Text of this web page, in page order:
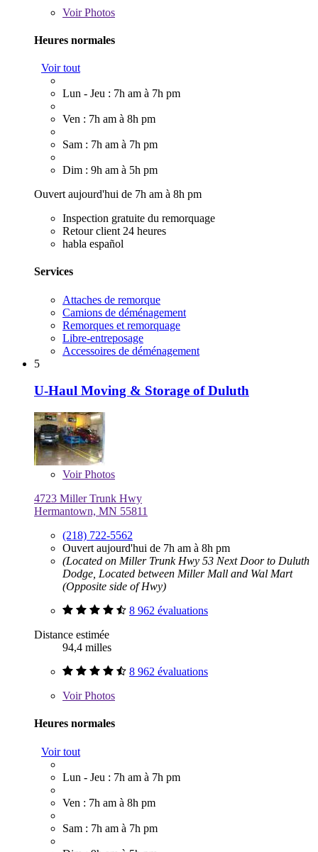
VoirPhotos
Heures normales
Voir tout
Lun - Jeu : 7h am à 7h pm
Ven : 7h am à 8h pm
Sam : 7h am à 7h pm
Dim : 9h am à 5h pm
Ouvert aujourd'hui de 7h am à 8h pm
Inspection gratuite du remorquage
Retour client 24 heures
habla español
Services
Attaches de remorque
Camions de déménagement
Remorques et remorquage
Libre-entreposage
Accessoires de déménagement
5
U-Haul Moving & Storage of Duluth
VoirPhotos
4723 Miller Trunk Hwy
Hermantown, MN 55811
(218) 722-5562
Ouvert aujourd'hui de 7h am à 8h pm
(Located on Miller Trunk Hwy 53 Next Door to Duluth
Dodge, Located between Miller Mall and Wal Mart
(Opposite side of Hwy)
8 962 évaluations
Distance estimée
94,4 milles
8 962 évaluations
VoirPhotos
Heures normales
Voir tout
Lun - Jeu : 7h am à 7h pm
Ven : 7h am à 8h pm
Sam : 7h am à 7h pm